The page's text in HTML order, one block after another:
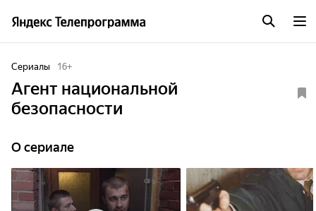
Сериалы 16+
Агент национальной
безопасности
O сериале